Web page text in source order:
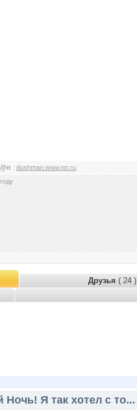
: dushman.www.nn.ru
Друзья ( 24 )
Ночь! Я так хотел с то...